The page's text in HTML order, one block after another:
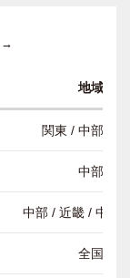
→
地域
関東 / 中部 / 近
中部
中部 / 近畿 / 中国
全国